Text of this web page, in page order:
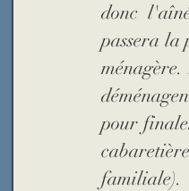
donc
passera la
pour
familiale).